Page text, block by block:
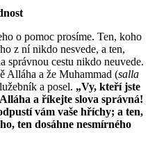
o pomoc prosíme. Ten, koho
z ní nikdo nesvede, a ten,
správnou cestu nikdo neuvede.
Alláha a že Muhammad (salla
a posel. „Vy, kteří jste
a říkejte slova správná!
vám vaše hříchy; a ten,
ten dosáhne nesmírného